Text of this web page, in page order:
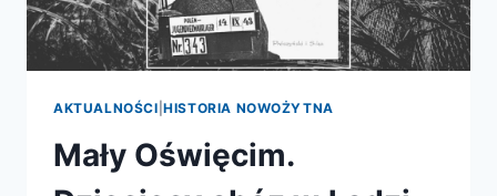
AKTUALNOŚCI |HISTORIA NOWOŻYTNA
Mały Oświęcim.